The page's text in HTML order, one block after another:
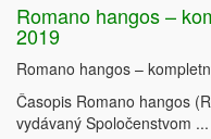
Romano hangos –
2019
Romano hangos –
Časopis Romano hangos
vydávaný Spoločenstvom ...